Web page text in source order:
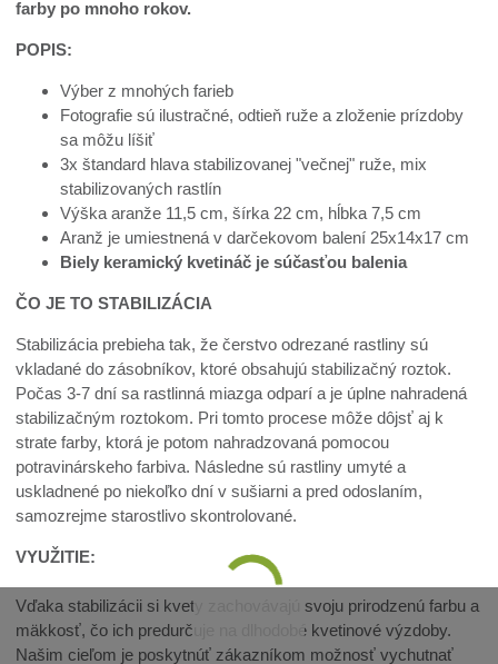
farby po mnoho rokov.
POPIS:
Výber z mnohých farieb
Fotografie sú ilustračné, odtieň ruže a zloženie prízdoby
sa môžu líšiť
3x štandard hlava stabilizovanej "večnej" ruže, mix
stabilizovaných rastlín
Výška aranže 11,5 cm, šírka 22 cm, hĺbka 7,5 cm
Aranž je umiestnená v darčekovom balení 25x14x17 cm
Biely keramický kvetináč je súčasťou balenia
ČO JE TO STABILIZÁCIA
Stabilizácia prebieha tak, že čerstvo odrezané rastliny sú
vkladané do zásobníkov, ktoré obsahujú stabilizačný roztok.
Počas 3-7 dní sa rastlinná miazga odparí a je úplne nahradená
stabilizačným roztokom. Pri tomto procese môže dôjsť aj k
strate farby, ktorá je potom nahradzovaná pomocou
potravinárskeho farbiva. Následne sú rastliny umyté a
uskladnené po niekoľko dní v sušiarni a pred odoslaním,
samozrejme starostlivo skontrolované.
VYUŽITIE:
Vďaka stabilizácii si kvety zachovávajú svoju prirodzenú farbu a
mäkkosť, čo ich predurčuje na dlhodobé kvetinové výzdoby.
Našim cieľom je poskytnúť zákazníkom možnosť vychutnať